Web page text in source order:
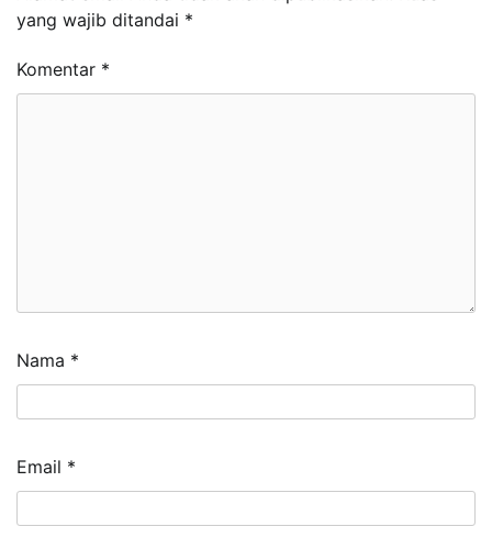
yang wajib ditandai *
Komentar *
Nama *
Email *